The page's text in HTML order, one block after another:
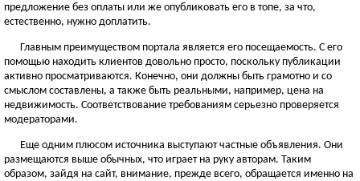
предложение без оплаты или же опубликовать его в топе, за что,
естественно, нужно доплатить.
Главным преимуществом портала является его посещаемость. С его
помощью находить клиентов довольно просто, поскольку публикации
активно просматриваются. Конечно, они должны быть грамотно и со
смыслом составлены, а также быть реальными, например, цена на
недвижимость. Соответствование требованиям серьезно проверяется
модераторами.
Еще одним плюсом источника выступают частные объявления. Они
размещаются выше обычных, что играет на руку авторам. Таким
образом, зайдя на сайт, внимание, прежде всего, обращается именно на